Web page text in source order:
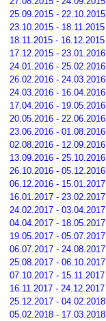
25.09.2015 - 22.10.2015
23.10.2015 - 18.11.2015
18.11.2015 - 16.12.2015
17.12.2015 - 23.01.2016
24.01.2016 - 25.02.2016
26.02.2016 - 24.03.2016
24.03.2016 - 16.04.2016
17.04.2016 - 19.05.2016
20.05.2016 - 22.06.2016
23.06.2016 - 01.08.2016
02.08.2016 - 12.09.2016
13.09.2016 - 25.10.2016
26.10.2016 - 05.12.2016
06.12.2016 - 15.01.2017
16.01.2017 - 23.02.2017
24.02.2017 - 03.04.2017
04.04.2017 - 18.05.2017
19.05.2017 - 05.07.2017
06.07.2017 - 24.08.2017
25.08.2017 - 06.10.2017
07.10.2017 - 15.11.2017
16.11.2017 - 24.12.2017
25.12.2017 - 04.02.2018
05.02.2018 - 17.03.2018